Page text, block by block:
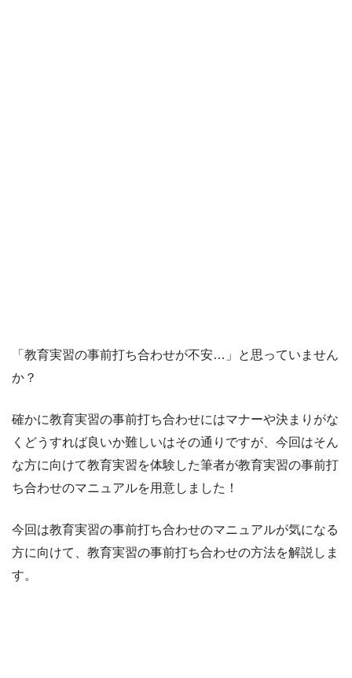
「教育実習の事前打ち合わせが不安…」と思っていません
か？
確かに教育実習の事前打ち合わせにはマナーや決まりがな
くどうすれば良いか難しいはその通りですが、今回はそん
な方に向けて教育実習を体験した筆者が教育実習の事前打
ち合わせのマニュアルを用意しました！
今回は教育実習の事前打ち合わせのマニュアルが気になる
方に向けて、教育実習の事前打ち合わせの方法を解説しま
す。